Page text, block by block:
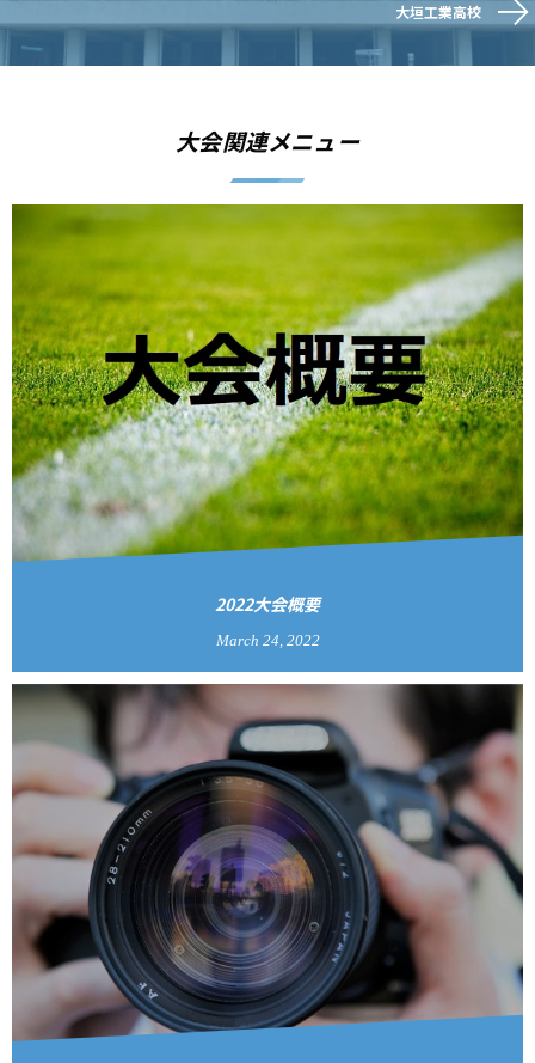
大垣工業高校
大会関連メニュー
2022大会概要
March 24 2022